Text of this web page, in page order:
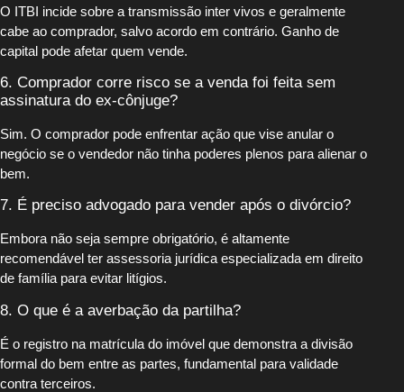
O ITBI incide sobre a transmissão inter vivos e geralmente
cabe ao comprador, salvo acordo em contrário. Ganho de
capital pode afetar quem vende.
6. Comprador corre risco se a venda foi feita sem
assinatura do ex-cônjuge?
Sim. O comprador pode enfrentar ação que vise anular o
negócio se o vendedor não tinha poderes plenos para alienar o
bem.
7. É preciso advogado para vender após o divórcio?
Embora não seja sempre obrigatório, é altamente
recomendável ter assessoria jurídica especializada em direito
de família para evitar litígios.
8. O que é a averbação da partilha?
É o registro na matrícula do imóvel que demonstra a divisão
formal do bem entre as partes, fundamental para validade
contra terceiros.